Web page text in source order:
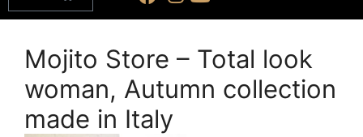
Mojito Store – Total look
woman, Autumn collection
made in Italy